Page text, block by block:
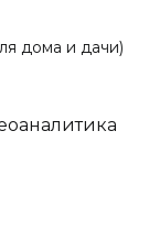
дома и дачи)